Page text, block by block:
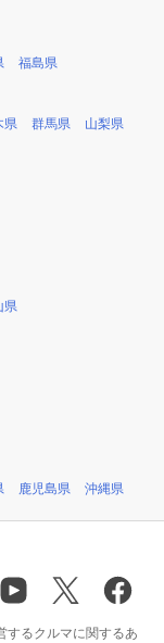
福島県
県 群馬県 山梨県
県
鹿児島県 沖縄県
するクルマに関するあ